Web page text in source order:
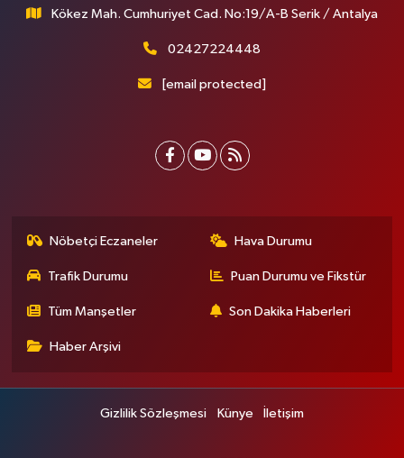
Kökez Mah. Cumhuriyet Cad. No:19/A-B Serik / Antalya
02427224448
[email protected]
Nöbetçi Eczaneler Hava Durumu
Trafik Durumu Puan Durumu ve Fikstür
Tüm Manşetler Son Dakika Haberleri
Haber Arşivi
Gizlilik Sözleşmesi Künye İletişim